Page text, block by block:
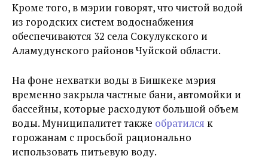
Кроме того, в мэрии говорят, что чистой водой
из городских систем водоснабжения
обеспечиваются 32 села Сокулукского и
Аламудунского районов Чуйской области.
На фоне нехватки воды в Бишкеке мэрия
временно закрыла частные бани, автомойки и
бассейны, которые расходуют большой объем
воды. Муниципалитет также обратился к
горожанам с просьбой рационально
использовать питьевую воду.